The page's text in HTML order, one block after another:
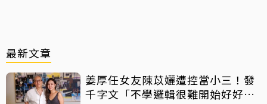
最新文章
姜厚任女友陳苡孋遭控當小三！發
千字文「不學邏輯很難開始好好